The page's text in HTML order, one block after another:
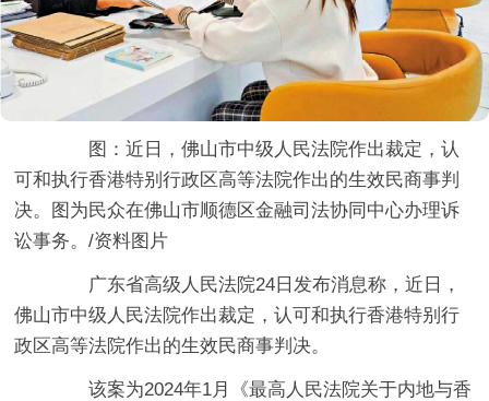
图：近日，佛山市中级人民法院作出裁定，认
可和执行香港特别行政区高等法院作出的生效民商事判
决。图为民众在佛山市顺德区金融司法协同中心办理诉
讼事务。/资料图片
广东省高级人民法院24日发布消息称，近日，
佛山市中级人民法院作出裁定，认可和执行香港特别行
政区高等法院作出的生效民商事判决。
该案为2024年1月《最高人民法院关于内地与香